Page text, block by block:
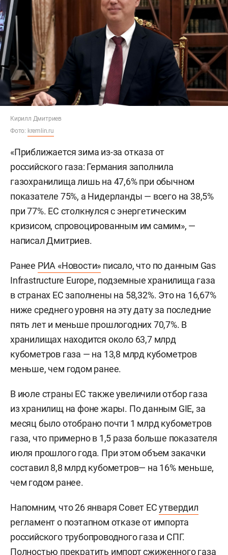
Кирилл Дмитриев
Фото: kremlin.ru
«Приближается зима из-за отказа от
российского газа: Германия заполнила
газохранилища лишь на 47,6% при обычном
показателе 75%, а Нидерланды — всего на 38,5%
при 77%. ЕС столкнулся с энергетическим
кризисом, спровоцированным им самим», —
написал Дмитриев.
Ранее РИА «Новости» писало, что по данным Gas
Infrastructure Europe, подземные хранилища газа
в странах ЕС заполнены на 58,32%. Это на 16,67%
ниже среднего уровня на эту дату за последние
пять лет и меньше прошлогодних 70,7%. В
хранилищах находится около 63,7 млрд
кубометров газа — на 13,8 млрд кубометров
меньше, чем годом ранее.
В июле страны ЕС также увеличили отбор газа
из хранилищ на фоне жары. По данным GIE, за
месяц было отобрано почти 1 млрд кубометров
газа, что примерно в 1,5 раза больше показателя
июля прошлого года. При этом объем закачки
составил 8,8 млрд кубометров— на 16% меньше,
чем годом ранее.
Напомним, что 26 января Совет ЕСутвердил
регламент о поэтапном отказе от импорта
российского трубопроводного газа и СПГ.
Полностью прекратить импорт сжиженного газа